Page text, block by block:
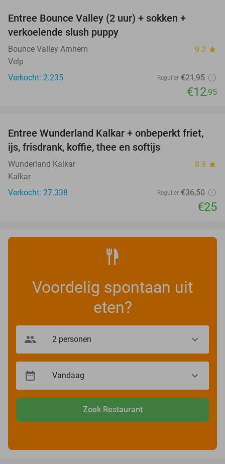
Entree Bounce Valley (2 uur) + sokken +
verkoelende slush puppy
Bounce Valley Arnhem 9.2 star
Velp
Verkocht: 2.235
Regulier €21,95
€12,95
32%
Entree Wunderland Kalkar + onbeperkt friet,
ijs, frisdrank, koffie, thee en softijs
Wunderland Kalkar 8.9 star
Kalkar
Verkocht: 27.338
Regulier €36,50
€25
Voordelig spontaan uit
eten?
Zoek Restaurant